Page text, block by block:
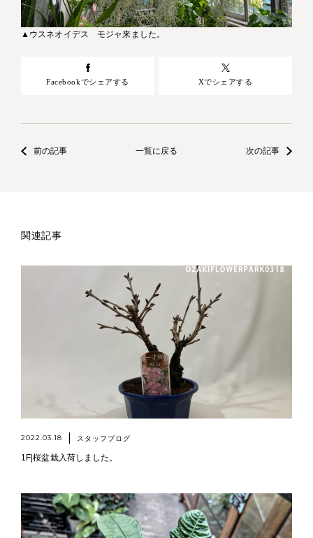
▲ウスネオイデス モジャ来ました。
Facebookでシェアする Xでシェアする
前の記事 一覧に戻る 次の記事
関連記事
2022.03.18 スタッフブログ
1F|桜盆栽入荷しました。